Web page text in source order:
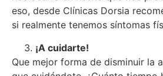
eso, desde Clínicas Dorsia
si realmente tenemos síntomas
¡A cuidarte!
Que mejor forma de disminuir la